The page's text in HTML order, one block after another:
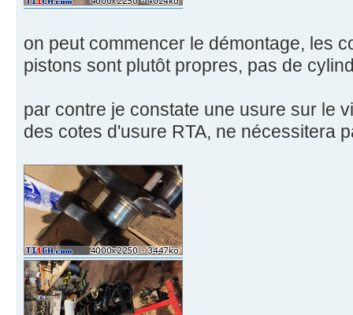
on peut commencer le démontage, les
pistons sont plutôt propres, pas de
par contre je constate une usure sur le
des cotes d'usure RTA, ne nécessitera